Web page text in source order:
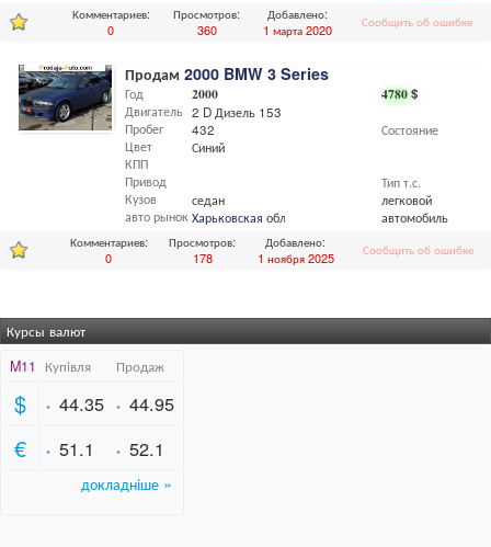
Комментариев:
0
Просмотров:
360
Добавлено:
1 марта 2020
Сообщить об ошибке
Продам 2000 BMW 3 Series
4780$
Состояние
Тип т.с.
легковой
автомобиль
Год
Двигатель
Пробег
Цвет
КПП
Привод
Кузов
авто рынок
2000
2 D Дизель 153 л.с
432
Синий
седан
Харьковская обл.,
Комментариев:
0
Просмотров:
178
Добавлено:
1 ноября 2025
Сообщить об ошибке
Курсы валют